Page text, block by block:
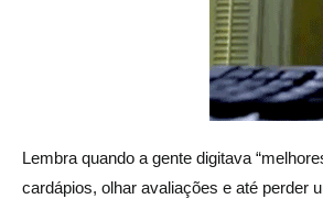
Lembra quando a gente digitava
cardápios, olhar avaliações e até perder